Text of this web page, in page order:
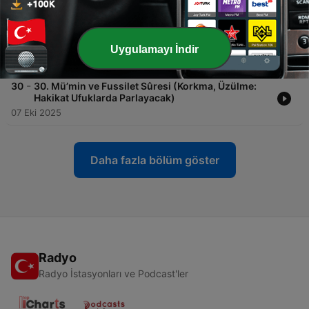
09 Eki 2025
31 -
31. Şûrâ ve Fetih Sûresi (Yaratılışın Cem’i,
Musibetlerin Terbiyesi, Ümmetin Kıvamı)
08 Eki 2025
30 - 30. Mü’min ve Fussilet Sûresi (Korkma, Üzülme:
Hakikat Ufuklarda Parlayacak)
07 Eki 2025
Daha fazla bölüm göster
Radyo
Radyo İstasyonları ve Podcast'ler
Uygulamayı İndir